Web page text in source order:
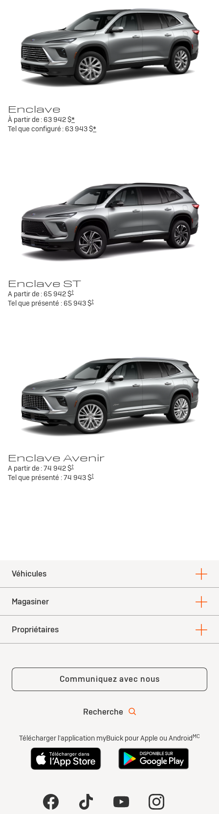
Enclave
À partir de : 63 942 $*
Tel que configuré : 63 943 $*
Enclave ST
A partir de : 65 942 $†
Tel que présenté : 65 943 $†
Enclave Avenir
A partir de :74 942 $†
Tel que présenté :74 943 $†